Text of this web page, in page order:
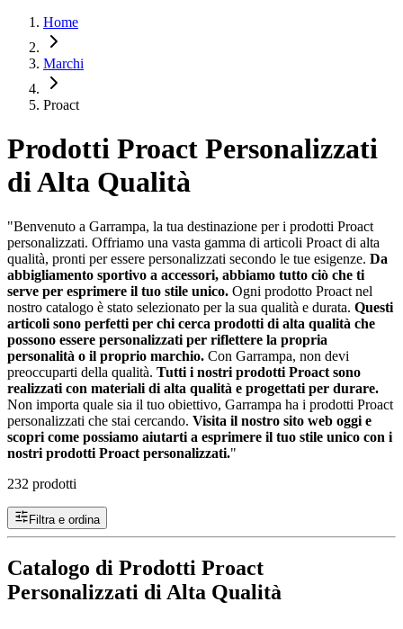
Home
Marchi
Proact
Prodotti Proact Personalizzati
di Alta Qualità
"Benvenuto a Garrampa, la tua destinazione per i prodotti Proact
personalizzati. Offriamo una vasta gamma di articoli Proact di alta
qualità, pronti per essere personalizzati secondo le tue esigenze. Da
abbigliamento sportivo a accessori, abbiamo tutto ciò che ti
serve per esprimere il tuo stile unico. Ogni prodotto Proact nel
nostro catalogo è stato selezionato per la sua qualità e durata. Questi
articoli sono perfetti per chi cerca prodotti di alta qualità che
possono essere personalizzati per riflettere la propria
personalità o il proprio marchio. Con Garrampa, non devi
preoccuparti della qualità. Tutti i nostri prodotti Proact sono
realizzati con materiali di alta qualità e progettati per durare.
Non importa quale sia il tuo obiettivo, Garrampa ha i prodotti Proact
personalizzati che stai cercando. Visita il nostro sito web oggi e
scopri come possiamo aiutarti a esprimere il tuo stile unico con i
nostri prodotti Proact personalizzati."
232 prodotti
Filtra e ordina
Catalogo di Prodotti Proact
Personalizzati di Alta Qualità